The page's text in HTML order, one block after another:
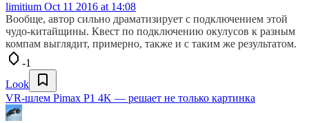
limitium Oct 11 2016 at 14:08
Вообще, автор сильно драматизирует с подключением этой
чудо-китайщины. Квест по подключению окулусов к разным
компам выглядит, примерно, также и с таким же результатом.
-1
Look
VR-шлем Pimax P1 4K — решает не только картинка